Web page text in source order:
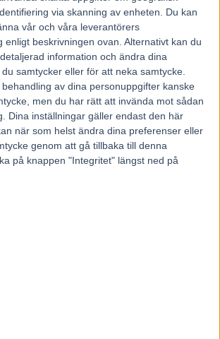
via skanning av enheten. Du kan
vår och våra leverantörers
enligt beskrivningen ovan. Alternativt kan du
information och ändra dina
samtycker eller för att neka samtycke.
av dina personuppgifter kanske
men du har rätt att invända mot sådan
Dina inställningar gäller endast den här
när som helst ändra dina preferenser eller
genom att gå tillbaka till denna
på knappen "Integritet" längst ned på
är det hennes distans, det är ett tag
på sprint och jag skulle gärna se henne i
därifrån hon har vunnit sina lopp och vi
från början. Skulle hon komma till
jag att hon är med och gör upp om det.
stallsnack och tips inför GS75 Romme
75